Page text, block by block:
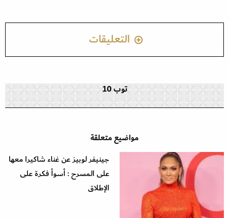
التعليقات
توب 10
مواضيع متعلقة
جينيفر لوبيز عن غناء شاكيرا معها
على المسرح : أسوأ فكرة على
الإطلاق